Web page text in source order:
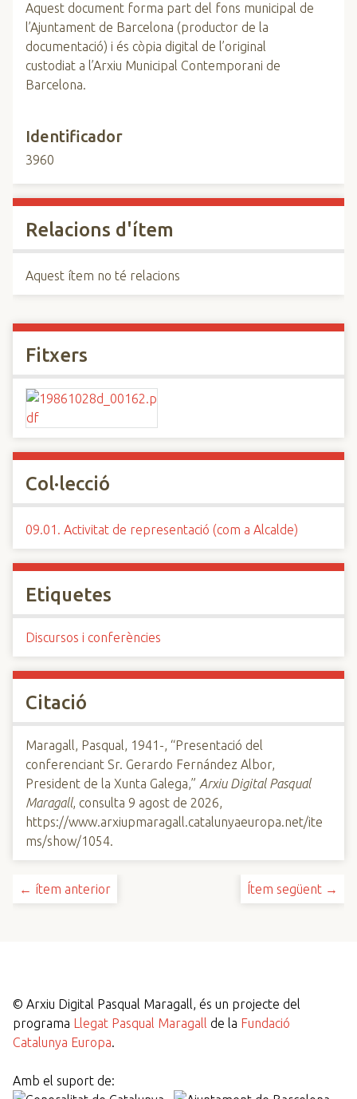
Aquest document forma part del fons municipal de
l’Ajuntament de Barcelona (productor de la
documentació) i és còpia digital de l’original
custodiat a l’Arxiu Municipal Contemporani de
Barcelona.
Identificador
3960
Relacions d'ítem
Aquest ítem no té relacions
Fitxers
Col·lecció
09.01. Activitat de representació (com a Alcalde)
Etiquetes
Discursos i conferències
Citació
Maragall, Pasqual, 1941-, “Presentació del
conferenciant Sr. Gerardo Fernández Albor,
President de la Xunta Galega,” Arxiu Digital Pasqual
Maragall, consulta 9 agost de 2026,
https://www.arxiupmaragall.catalunyaeuropa.net/ite
ms/show/1054.
← ítem anterior Ítem següent →
© Arxiu Digital Pasqual Maragall, és un projecte del
programa Llegat Pasqual Maragall de la Fundació
Catalunya Europa.
Amb el suport de: